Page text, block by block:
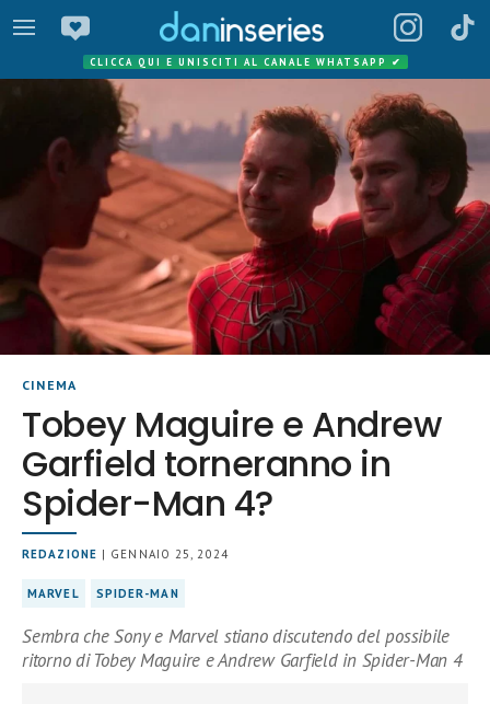
CLICCA QUI E UNISCITI AL CANALE WHATSAPP ✔
CINEMA
Tobey Maguire e Andrew
Garfield torneranno in
Spider-Man 4?
REDAZIONE | GENNAIO 25, 2024
MARVEL SPIDER-MAN
Sembra che Sony e Marvel stiano discutendo del possibile
ritorno di Tobey Maguire e Andrew Garfield in Spider-Man 4